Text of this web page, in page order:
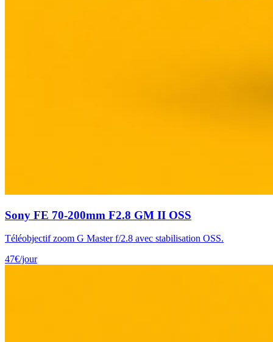
Sony FE 70-200mm F2.8 GM II OSS
Téléobjectif zoom G Master f/2.8 avec stabilisation OSS.
47€/jour